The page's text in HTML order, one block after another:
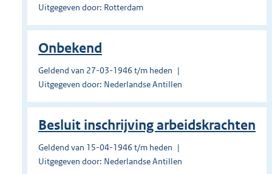
Uitgegeven door: Rotterdam
Onbekend
Geldend van 27-03-1946 t/m heden
Uitgegeven door: Nederlandse Antillen
Besluit inschrijving arbeidskrachten
Geldend van 15-04-1946 t/m heden
Uitgegeven door: Nederlandse Antillen